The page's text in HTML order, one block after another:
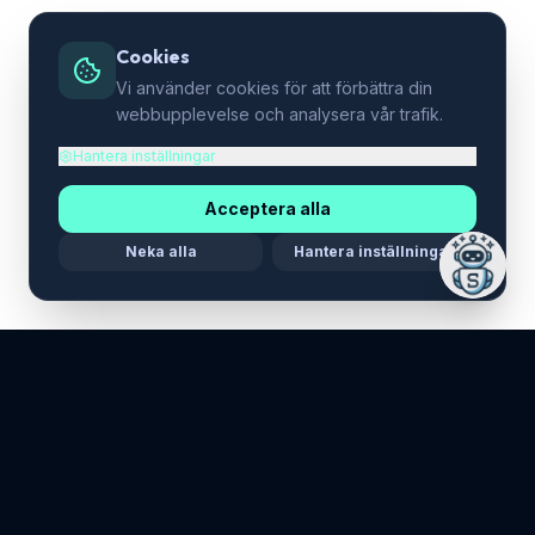
Cookies
Vi använder cookies för att förbättra din
webbupplevelse och analysera vår trafik.
Hantera inställningar
Acceptera alla
Neka alla Hantera inställningar